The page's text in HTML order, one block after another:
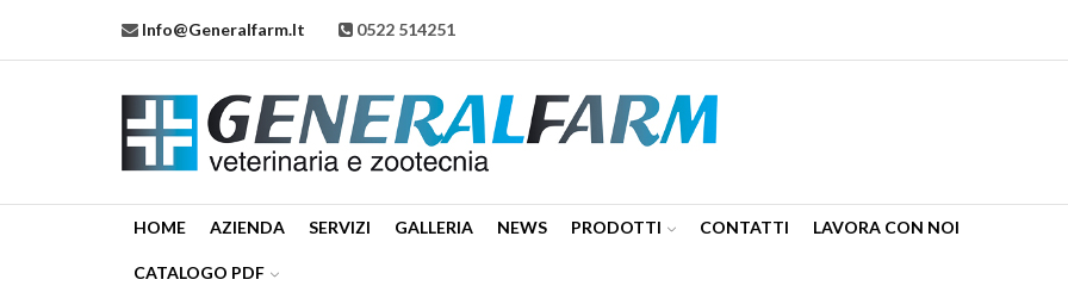
Info@generalfarm.it 0522 514251
HOME AZIENDA SERVIZI GALLERIA NEWS PRODOTTI CONTATTI LAVORA CON NOI
CATALOGO PDF